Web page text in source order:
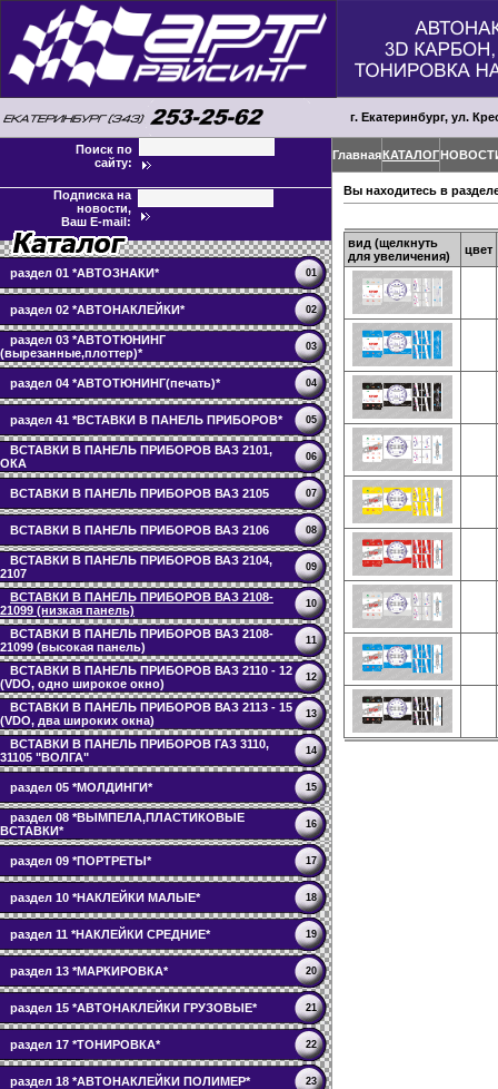
г. Екатеринбург, ул.
Поиск по
сайту:
Подписка на
новости,
Ваш E-mail:
раздел 01 *АВТОЗНАКИ* 01
раздел 02 *АВТОНАКЛЕЙКИ* 02
раздел 03 *АВТОТЮНИНГ
(вырезанные,плоттер)*
03
раздел 04 *АВТОТЮНИНГ(печать)* 04
раздел 41 *ВСТАВКИ В ПАНЕЛЬ ПРИБОРОВ* 05
ВСТАВКИ В ПАНЕЛЬ ПРИБОРОВ ВАЗ 2101,
ОКА
06
ВСТАВКИ В ПАНЕЛЬ ПРИБОРОВ ВАЗ 2105 07
ВСТАВКИ В ПАНЕЛЬ ПРИБОРОВ ВАЗ 2106 08
ВСТАВКИ В ПАНЕЛЬ ПРИБОРОВ ВАЗ 2104,
2107
09
ВСТАВКИ В ПАНЕЛЬ ПРИБОРОВ ВАЗ 2108-
21099 (низкая панель)
10
ВСТАВКИ В ПАНЕЛЬ ПРИБОРОВ ВАЗ 2108-
21099 (высокая панель)
11
ВСТАВКИ В ПАНЕЛЬ ПРИБОРОВ ВАЗ 2110 - 12
(VDO, одно широкое окно)
12
ВСТАВКИ В ПАНЕЛЬ ПРИБОРОВ ВАЗ 2113 - 15
(VDO, два широких окна)
13
ВСТАВКИ В ПАНЕЛЬ ПРИБОРОВ ГАЗ 3110,
31105 "ВОЛГА"
14
раздел 05 *МОЛДИНГИ* 15
раздел 08 *ВЫМПЕЛА,ПЛАСТИКОВЫЕ
ВСТАВКИ*
16
раздел 09 *ПОРТРЕТЫ* 17
раздел 10 *НАКЛЕЙКИ МАЛЫЕ* 18
раздел 11 *НАКЛЕЙКИ СРЕДНИЕ* 19
раздел 13 *МАРКИРОВКА* 20
раздел 15 *АВТОНАКЛЕЙКИ ГРУЗОВЫЕ* 21
раздел 17 *ТОНИРОВКА* 22
раздел 18 *АВТОНАКЛЕЙКИ ПОЛИМЕР* 23
ГлавнаяКАТАЛОГ
Вы находитесь в
вид (щелкнуть
для увеличения)
цвет